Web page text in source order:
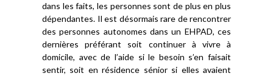
dans les faits, les personnes sont de plus en plus
dépendantes. Il est désormais rare de rencontrer
des personnes autonomes dans un EHPAD, ces
dernières préférant soit continuer à vivre à
domicile, avec de l’aide si le besoin s’en faisait
sentir, soit en résidence sénior si elles avaient